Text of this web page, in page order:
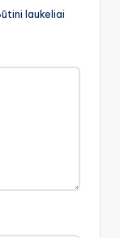
laukeliai